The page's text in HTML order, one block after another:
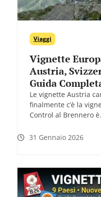
Viaggi
Vignette
Austria,
Guida
Le vignette Austria
finalmente c’è la
Control al Brennero
31 Gennaio 2026